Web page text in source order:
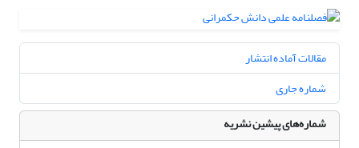
مقالات آماده انتشار
شماره جاری
شماره‌های پیشین نشریه